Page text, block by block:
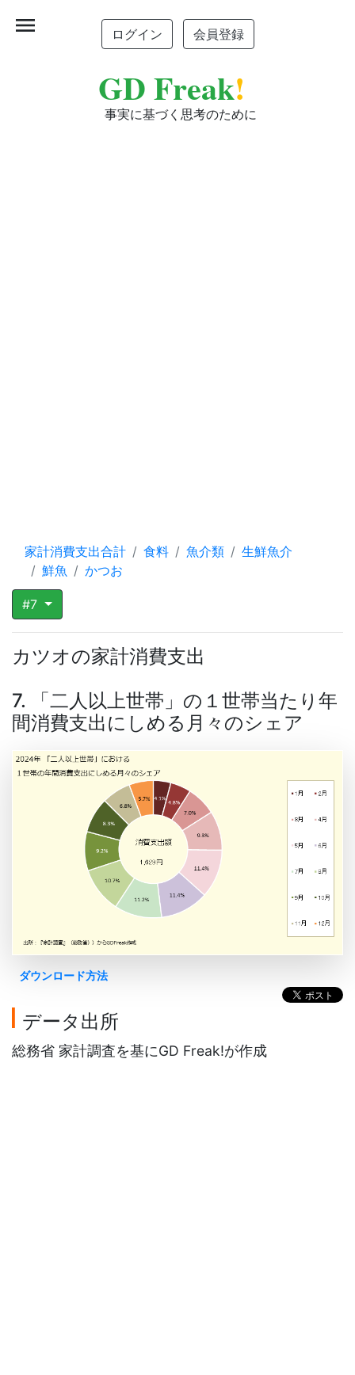
ログイン 会員登録
GD Freak!
事実に基づく思考のために
menu
家計消費支出合計 食料 魚介類
生鮮魚介
鮮魚
かつお
#7
カツオの家計消費支出
7. 「二人以上世帯」の１世帯当たり年
間消費支出にしめる月々のシェア
ダウンロード方法
データ出所
総務省 家計調査を基にGD Freak!が作成